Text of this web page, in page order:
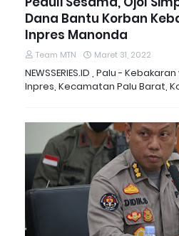
Dana Bantu Korban
Inpres Manonda
Team MTN Maret 31, 2022
NEWSSERIES.ID , Palu -
Inpres, Kecamatan Palu Barat,